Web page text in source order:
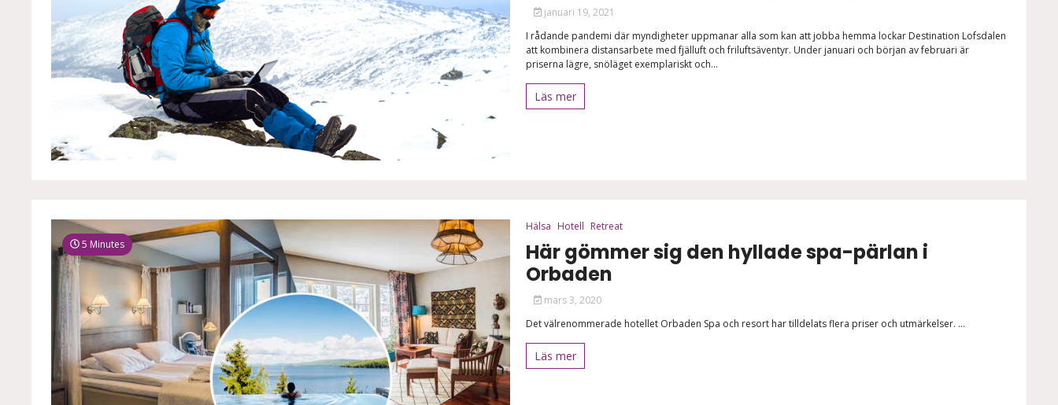
januari 19, 2021
I rådande pandemi där myndigheter uppmanar alla som kan att jobba hemma lockar Destination Lofsdalen
att kombinera distansarbete med fjälluft och friluftsäventyr. Under januari och början av februari är
priserna lägre, snöläget exemplariskt och...
Läs mer
5 Minutes
Hälsa Hotell Retreat
Här gömmer sig den hyllade spa-pärlan i
Orbaden
mars 3, 2020
Det välrenommerade hotellet Orbaden Spa och resort har tilldelats flera priser och utmärkelser. ...
Läs mer